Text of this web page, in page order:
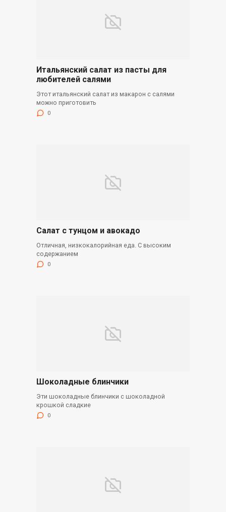
Итальянский салат из пасты для
любителей салями
Этот итальянский салат из макарон с салями
можно приготовить
0
Салат с тунцом и авокадо
Отличная, низкокалорийная еда. С высоким
содержанием
0
Шоколадные блинчики
Эти шоколадные блинчики с шоколадной
крошкой сладкие
0